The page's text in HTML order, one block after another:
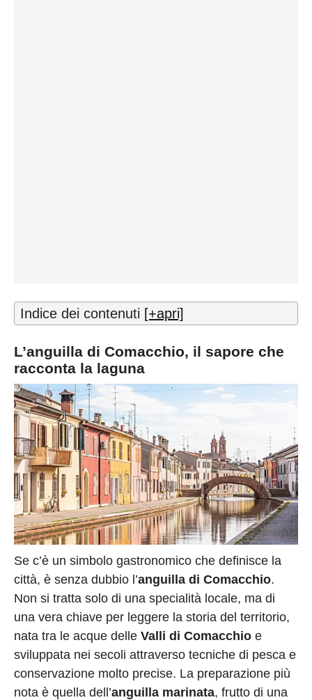
Indice dei contenuti [+apri]
L’anguilla di Comacchio, il sapore che
racconta la laguna
Se c’è un simbolo gastronomico che definisce la
città, è senza dubbio l’anguilla di Comacchio.
Non si tratta solo di una specialità locale, ma di
una vera chiave per leggere la storia del territorio,
nata tra le acque delle Valli di Comacchio e
sviluppata nei secoli attraverso tecniche di pesca e
conservazione molto precise. La preparazione più
nota è quella dell’anguilla marinata, frutto di una